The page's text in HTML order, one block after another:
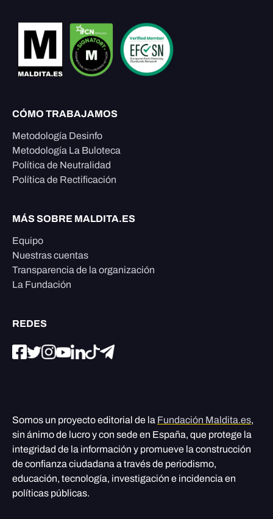
CÓMO TRABAJAMOS
Metodología Desinfo
Metodología La Buloteca
Política de Neutralidad
Política de Rectificación
MÁS SOBRE MALDITA.ES
Equipo
Nuestras cuentas
Transparencia de la organización
La Fundación
REDES
Somos un proyecto editorial de la Fundación Maldita.es,
sin ánimo de lucro y con sede en España, que protege la
integridad de la información y promueve la construcción
de confianza ciudadana a través de periodismo,
educación, tecnología, investigación e incidencia en
políticas públicas.